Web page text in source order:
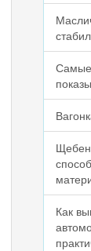
Самые
Как